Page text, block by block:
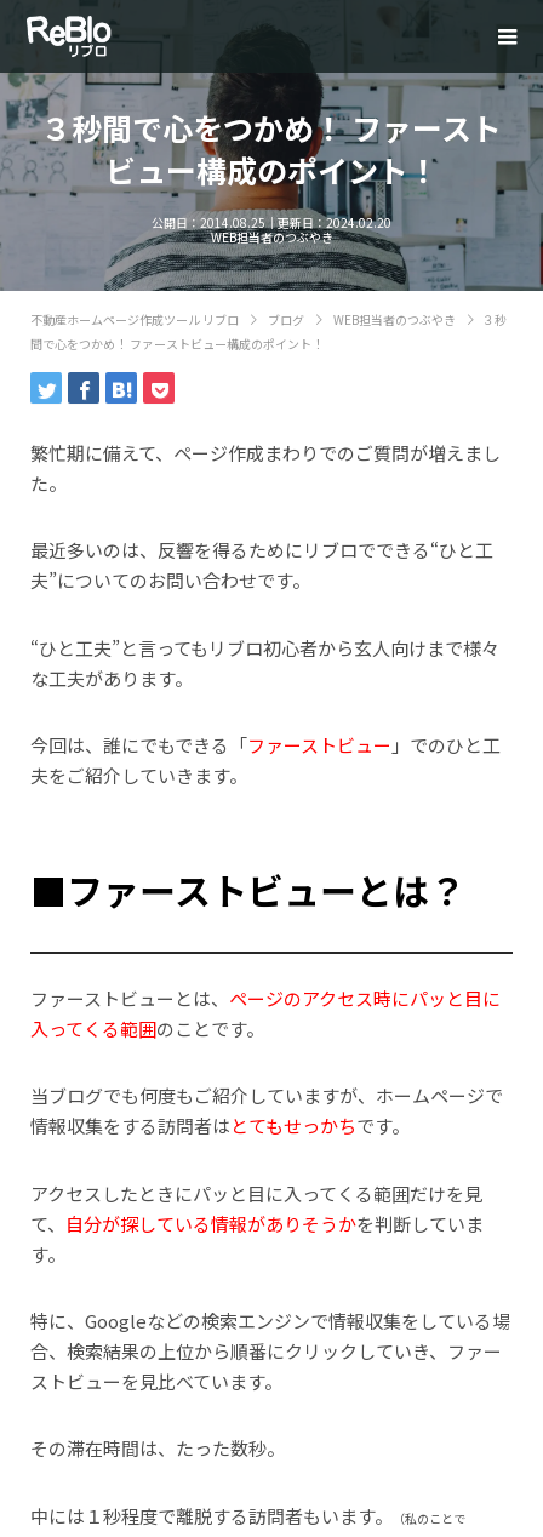
３秒間で心をつかめ！ ファースト
ビュー構成のポイント！
公開日：2014.08.25｜更新日：2024.02.20
WEB担当者のつぶやき
不動産ホームページ作成ツール リブロ ブログ WEB担当者のつぶやき
３秒
間で心をつかめ！ ファーストビュー構成のポイント！
繁忙期に備えて、ページ作成まわりでのご質問が増えまし
た。
最近多いのは、反響を得るためにリブロでできる“ひと工
夫”についてのお問い合わせです。
“ひと工夫”と言ってもリブロ初心者から玄人向けまで様々
な工夫があります。
今回は、誰にでもできる「ファーストビュー 」でのひと工
夫をご紹介していきます。
■ファーストビューとは？
ファーストビューとは、 ページのアクセス時にパッと目に
入ってくる範囲のことです。
当ブログでも何度もご紹介していますが、ホームページで
情報収集をする訪問者はとてもせっかちです。
アクセスしたときにパッと目に入ってくる範囲だけを見
て、
自分が探している情報がありそうかを判断していま
す。
特に、Googleなどの検索エンジンで情報収集をしている場
合、検索結果の上位から順番にクリックしていき、ファー
ストビューを見比べています。
その滞在時間は、たった数秒。
中には１秒程度で離脱する訪問者もいます。
（私のことで